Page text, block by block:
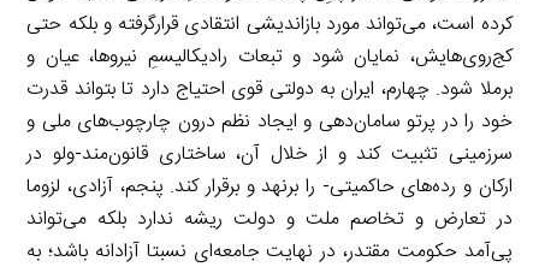
کرده است، می‌تواند مورد بازاندیشی انتقادی قرارگرفته و بلکه حتی
کج‌روی‌هایش، نمایان شود و تبعات رادیکالیسمِ نیروها، عیان و
برملا شود. چهارم، ایران به دولتی قوی احتیاج دارد تا بتواند قدرت
خود را در پرتو سامان‌دهی و ایجاد نظم درون چارچوب‌های ملی و
سرزمینی تثبیت کند و از خلال آن، ساختاری قانون‌مند-ولو در
ارکان و رده‌های حاکمیتی- را برنهد و برقرار کند. پنجم، آزادی، لزوما
در تعارض و تخاصم ملت و دولت ریشه ندارد بلکه می‌تواند
پی‌آمد حکومت مقتدر، در نهایت جامعه‌ای نسبتا آزادانه باشد؛ به